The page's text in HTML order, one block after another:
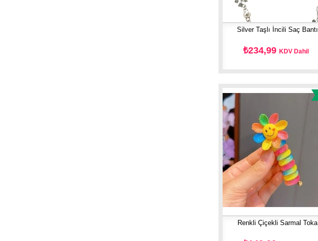
Silver Taşlı İncili Saç Bantı
₺234,99KDV Dahil
Renkli Çiçekli Sarmal Toka